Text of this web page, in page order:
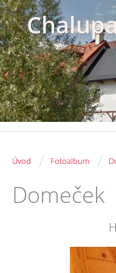
Úvod / Fotoalbum /
Domeček